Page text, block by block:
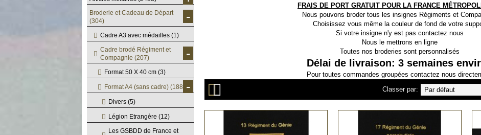
Broderie et Cadeau de Départ
(304)
-
Cadre A3 avec médailles (1)
Cadre brodé Régiment et
Compagnie (207) -
Format 50 X 40 cm (3)
Format A4 (sans cadre) (188) -
Divers (5)
Légion Etrangère (12)
Les GSBDD de France et
FRAIS DE PORT GRATUIT POUR LA FRANCE
Nous pouvons broder tous les insignes Régiments et
Choisissez vous même la couleur de fond de votre
Si votre insigne n'y est pas contactez nous
Nous le mettrons en ligne
Toutes nos broderies sont personnalisés
Délai de livraison: 3 semaines
Pour toutes commandes groupées contactez nous
Classer par: